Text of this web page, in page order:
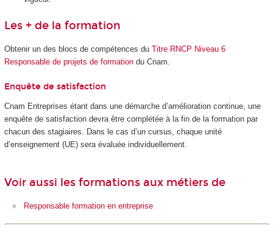
Les + de la formation
Obtenir un des blocs de compétences du Titre RNCP Niveau 6
Responsable de projets de formationdu Cnam.
Enquête de satisfaction
Cnam Entreprises étant dans une démarche d’amélioration continue, une
enquête de satisfaction devra être complétée à la fin de la formation par
chacun des stagiaires. Dans le cas d’un cursus, chaque unité
d’enseignement (UE) sera évaluée individuellement.
Voir aussi les formations aux métiers de
Responsable formation en entreprise